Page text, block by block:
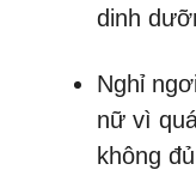
dinh
Nghỉ
nữ vì
không